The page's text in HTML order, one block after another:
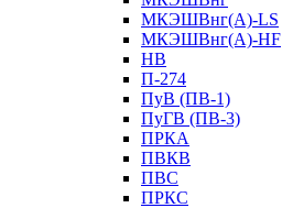
МКЭШВнг(А)-LS
МКЭШВнг(А)-HF
НВ
П-274
ПуВ (ПВ-1)
ПуГВ (ПВ-3)
ПРКА
ПВКВ
ПВС
ПРКС